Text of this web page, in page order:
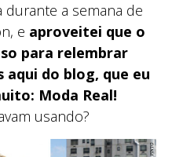
durante a semana de
e aproveitei que o
para relembrar
aqui do blog, que eu
Moda Real!
usando?